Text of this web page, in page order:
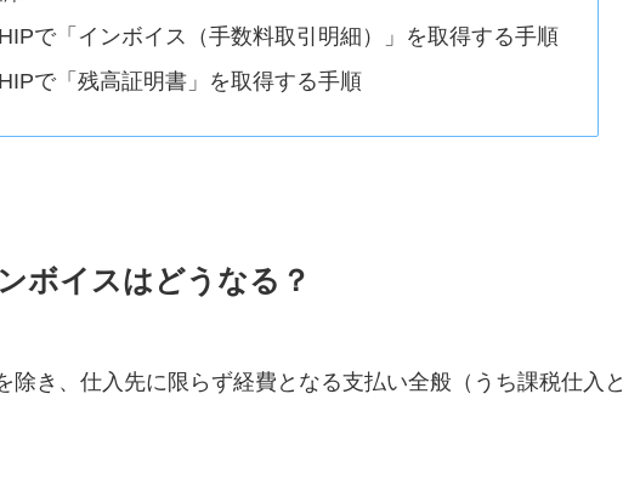
で「インボイス（手数料取引明細）」を取得する手順
で「残高証明書」を取得する手順
ボイスはどうなる？
除き、仕入先に限らず経費となる支払い全般（うち課税仕入と